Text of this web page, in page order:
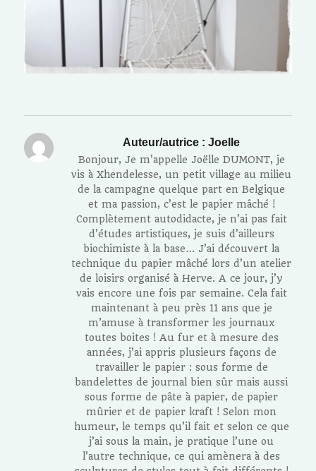
Auteur/autrice : Joelle
Bonjour, Je m’appelle Joëlle DUMONT, je
vis à Xhendelesse, un petit village au milieu
de la campagne quelque part en Belgique
et ma passion, c’est le papier mâché !
Complètement autodidacte, je n’ai pas fait
d’études artistiques, je suis d’ailleurs
biochimiste à la base… J’ai découvert la
technique du papier mâché lors d’un atelier
de loisirs organisé à Herve. A ce jour, j’y
vais encore une fois par semaine. Cela fait
maintenant à peu près 11 ans que je
m’amuse à transformer les journaux
toutes boites ! Au fur et à mesure des
années, j’ai appris plusieurs façons de
travailler le papier : sous forme de
bandelettes de journal bien sûr mais aussi
sous forme de pâte à papier, de papier
mûrier et de papier kraft ! Selon mon
humeur, le temps qu’il fait et selon ce que
j’ai sous la main, je pratique l’une ou
l’autre technique, ce qui amènera à des